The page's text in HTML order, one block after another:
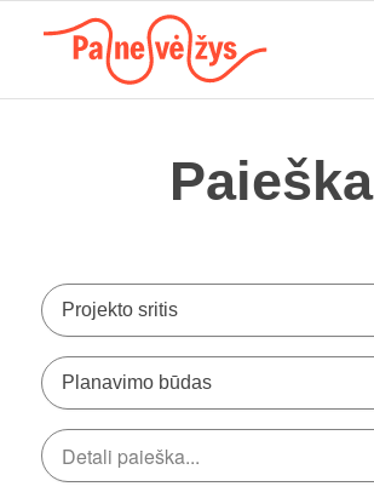
Paieška
Projekto sritis
Planavimo būdas